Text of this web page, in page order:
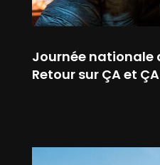
Journée nationale
Retour sur ÇA et ÇA